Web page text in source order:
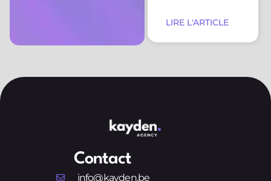
LIRE L'ARTICLE
Contact
info@kayden.be